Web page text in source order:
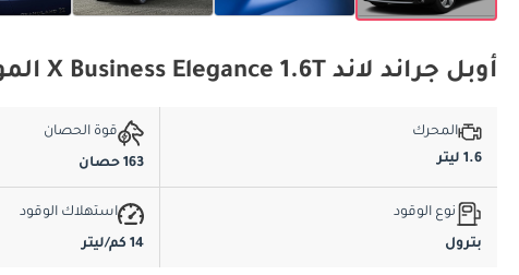
أوبل جراند لاند X Business Elegance 1.6T المواصفات الأساسية
المحرك
1.6 ليتر
قوة الحصان
163 حصان
نوع الوقود
بترول
استهلاك الوقود
14 كم/ليتر